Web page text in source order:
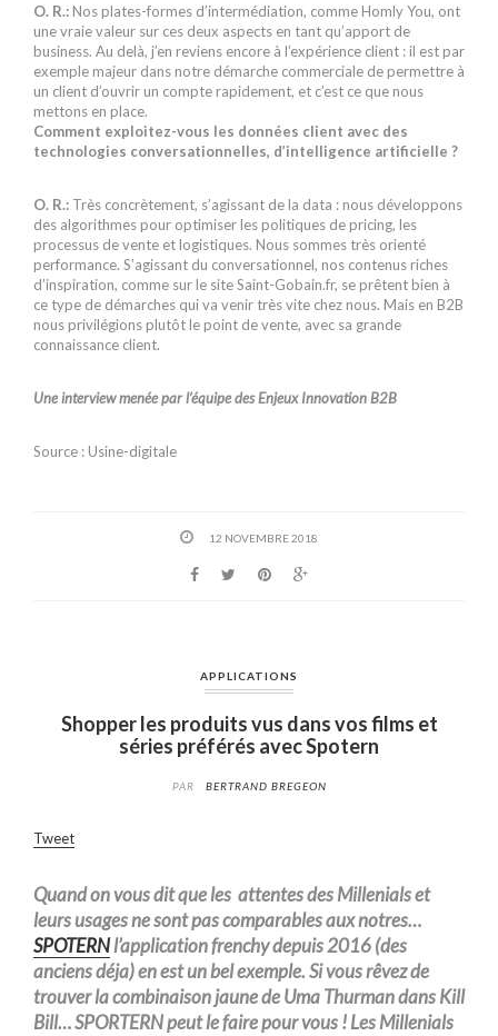
O. R.: Nos plates-formes d’intermédiation, comme Homly You, ont
une vraie valeur sur ces deux aspects en tant qu’apport de
business. Au delà, j’en reviens encore à l’expérience client : il est par
exemple majeur dans notre démarche commerciale de permettre à
un client d’ouvrir un compte rapidement, et c’est ce que nous
mettons en place.
Comment exploitez-vous les données client avec des
technologies conversationnelles, d’intelligence artificielle ?
O. R.: Très concrètement, s’agissant de la data : nous développons
des algorithmes pour optimiser les politiques de pricing, les
processus de vente et logistiques. Nous sommes très orienté
performance. S’agissant du conversationnel, nos contenus riches
d’inspiration, comme sur le site Saint-Gobain.fr, se prêtent bien à
ce type de démarches qui va venir très vite chez nous. Mais en B2B
nous privilégions plutôt le point de vente, avec sa grande
connaissance client.
Une interview menée par l’équipe des Enjeux Innovation B2B
Source : Usine-digitale
12 NOVEMBRE 2018
APPLICATIONS
Shopper les produits vus dans vos films et
séries préférés avec Spotern
PAR BERTRAND BREGEON
Tweet
Quand on vous dit que les attentes des Millenials et
leurs usages ne sont pas comparables aux notres…
SPOTERNl’application frenchy depuis 2016 (des
anciens déja) en est un bel exemple. Si vous rêvez de
trouver la combinaison jaune de Uma Thurman dans Kill
Bill… SPORTERN peut le faire pour vous ! Les Millenials